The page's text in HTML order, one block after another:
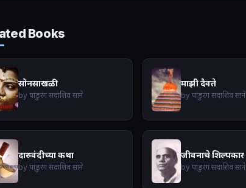
Books
सोनसाखळी
by पांडुरंग सदाशिव साने
माझी दैवते
by पांडुरंग सदाशिव साने
दारुवंदीच्या कथा
by पांडुरंग सदाशिव साने
जीवनाचे शिल्पकार
by पांडुरंग सदाशिव साने